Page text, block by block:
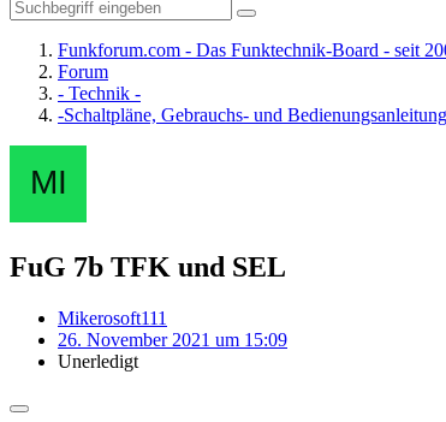
Funkforum.com - Das Funktechnik-Board - seit
Forum
- Technik -
-Schaltpläne, Gebrauchs- und
FuG 7b TFK und SEL
Mikerosoft111
26. November 2021 um 15:09
Unerledigt